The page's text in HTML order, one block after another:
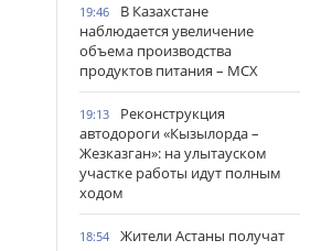
19:46
В Казахстане
наблюдается увеличение
объема производства
продуктов питания – МСХ
19:13
Реконструкция
автодороги «Кызылорда –
Жезказган»: на улытауском
участке работы идут полным
ходом
18:54
Жители Астаны получат